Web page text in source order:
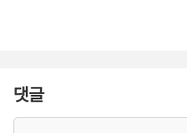
댓글